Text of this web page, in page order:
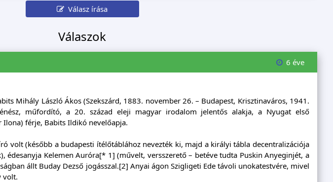
Válasz írása
Válaszok
6 éve
Mihály László Ákos (Szekszárd, 1883. november 26. – Budapest, Krisztinaváros, 1941.
műfordító, a 20. század eleji magyar irodalom jelentős alakja, a Nyugat első
Ilona) férje, Babits Ildikó nevelőapja.
volt (később a budapesti ítélőtáblához nevezték ki, majd a királyi tábla decentralizációja
édesanyja Kelemen Auróra[* 1] (művelt, versszerető – betéve tudta Puskin Anyeginjét, a
állt Buday Dezső jogásszal.[2] Anyai ágon Szigligeti Ede távoli unokatestvére, mivel
volt.